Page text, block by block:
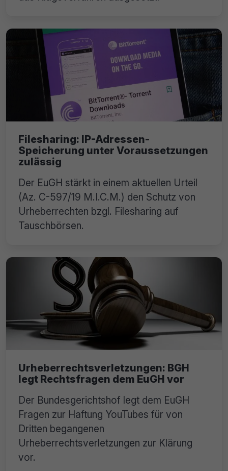
Filesharing: IP-Adressen-
Speicherung unter Voraussetzungen
zulässig
Der EuGH stärkt in einem aktuellen Urteil
(Az. C-597/19 M.I.C.M.) den Schutz von
Urheberrechten bzgl. Filesharing auf
Tauschbörsen.
Urheberrechtsverletzungen: BGH
legt Rechtsfragen dem EuGH vor
Der Bundesgerichtshof legt dem EuGH
Fragen zur Haftung YouTubes für von
Dritten begangenen
Urheberrechtsverletzungen zur Klärung
vor.